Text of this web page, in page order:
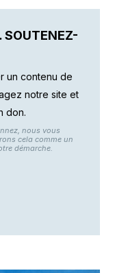
SOUTENEZ-
un contenu de
notre site et
don.
nous vous
cela comme un
démarche.